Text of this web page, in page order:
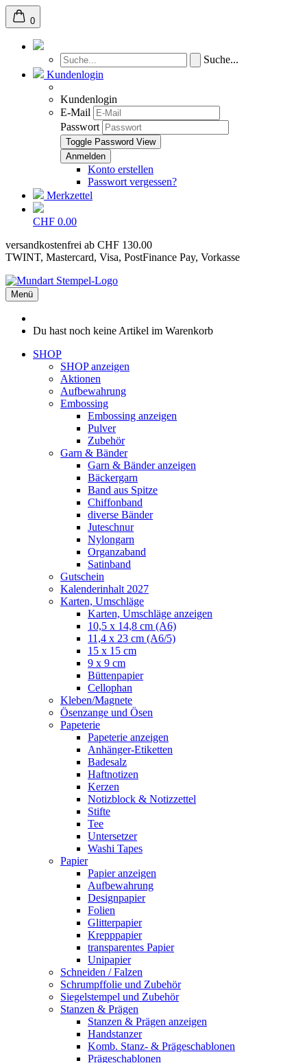
0
Suche...
Kundenlogin
Kundenlogin
E-Mail
Passwort
Toggle Password View
Konto erstellen
Passwort vergessen?
Merkzettel
CHF 0.00
versandkostenfrei ab CHF 130.00
TWINT, Mastercard, Visa, PostFinance Pay, Vorkasse
Menü
Du hast noch keine Artikel im Warenkorb
SHOP
SHOP anzeigen
Aktionen
Aufbewahrung
Embossing
Embossing anzeigen
Pulver
Zubehör
Garn & Bänder
Garn & Bänder anzeigen
Bäckergarn
Band aus Spitze
Chiffonband
diverse Bänder
Juteschnur
Nylongarn
Organzaband
Satinband
Gutschein
Kalenderinhalt 2027
Karten, Umschläge
Karten, Umschläge anzeigen
10,5 x 14,8 cm (A6)
11,4 x 23 cm (A6/5)
15 x 15 cm
9 x 9 cm
Büttenpapier
Cellophan
Kleben/Magnete
Ösenzange und Ösen
Papeterie
Papeterie anzeigen
Anhänger-Etiketten
Badesalz
Haftnotizen
Kerzen
Notizblock & Notizzettel
Stifte
Tee
Untersetzer
Washi Tapes
Papier
Papier anzeigen
Aufbewahrung
Designpapier
Folien
Glitterpapier
Krepppapier
transparentes Papier
Unipapier
Schneiden / Falzen
Schrumpffolie und Zubehör
Siegelstempel und Zubehör
Stanzen & Prägen
Stanzen & Prägen anzeigen
Handstanzer
Komb. Stanz- & Prägeschablonen
Prägeschablonen